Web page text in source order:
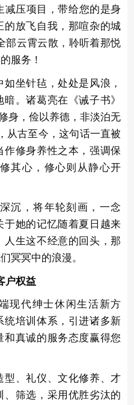
减压项目，带给您的是身
的放飞自我，那喧杂的城
部云霄云散，聆听着那悦
服务！
坐针毡，处处是风浪，
。诸葛亮在《诫子书》
身，俭以养德，非淡泊无
从古至今，这句话一直被
作修身养性之本，强调保
其心，修心则从静心开
沉，将年轮刻画，一念
于她的记忆随着夏日越来
人生这不经意的回头，那
冥冥中的浪漫。
户权益
现代绅士休闲生活新方
统培训体系，引进诸多新
真诚的服务态度赢得您
型、礼仪、文化修养、才
筛选，采用优胜劣汰的